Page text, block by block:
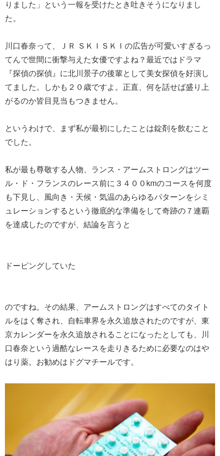
りました」という一報を受けたとき吐きそうになりまし
た。
川口春奈って、ＪＲ ＳＫＩＳＫＩの広告が可愛いすぎるっ
てんで世間に衝撃与えた女優ですよね？最近ではドラマ
『探偵の探偵』に北川景子の後輩として美女探偵を好演し
てました。しかも２０歳ですよ。正直、何を話せば盛り上
がるのか皆目見当もつきません。
というわけで、まず私が最初にしたことは錠剤を飲むこと
でした。
私が最も尊敬する人物、ランス・アームストロングはツー
ル・ド・フランスのレース前に３４００kmのコースを何度
も下見し、風向き・天候・気温のあらゆるパターンをシミ
ュレーションするという徹底的な準備をして奇跡の７連覇
を達成したのですが、結論を言うと
ドーピングしていた
のですね。その結果、アームストロングはすべてのタイト
ルをはく奪され、自転車界を永久追放されたのですが、東
京カレンダーを永久追放されることになったとしても、川
口春奈という過酷なレースを走りきるために必要なのはや
はり薬。お勧めはドグマチールです。